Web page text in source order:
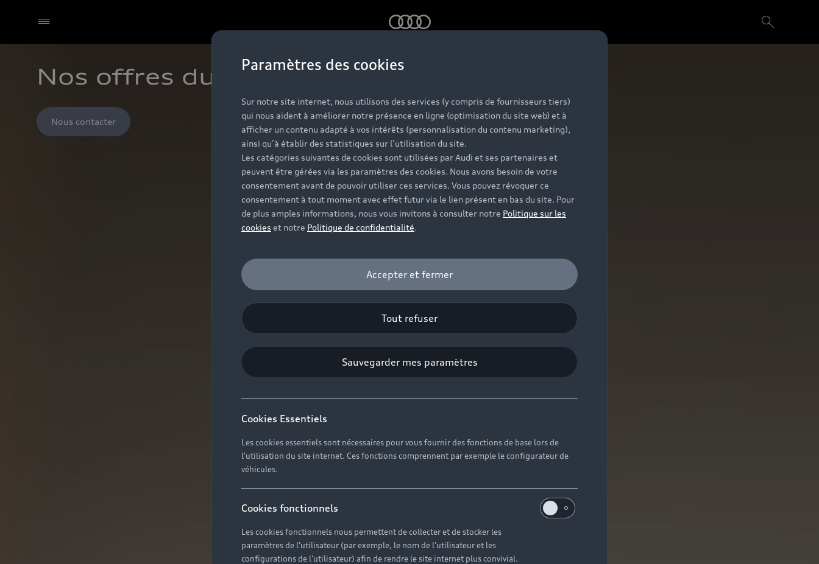
Paramètres des cookies
Sur notre site internet, nous utilisons des services (y compris de fournisseurs tiers)
qui nous aident à améliorer notre présence en ligne (optimisation du site web) et à
afficher un contenu adapté à vos intérêts (personnalisation du contenu marketing),
ainsi qu’à établir des statistiques sur l’utilisation du site.
Les catégories suivantes de cookies sont utilisées par Audi et ses partenaires et
peuvent être gérées via les paramètres des cookies. Nous avons besoin de votre
consentement avant de pouvoir utiliser ces services. Vous pouvez révoquer ce
consentement à tout moment avec effet futur via le lien présent en bas du site. Pour
de plus amples informations, nous vous invitons à consulter notre Politique sur les
cookies et notre Politique de confidentialité.
Accepter et fermer
Tout refuser
Sauvegarder mes paramètres
Cookies Essentiels
Les cookies essentiels sont nécessaires pour vous fournir des fonctions de base lors de
l'utilisation du site internet. Ces fonctions comprennent par exemple le configurateur de
véhicules.
Cookies fonctionnels
Les cookies fonctionnels nous permettent de collecter et de stocker les
paramètres de l'utilisateur (par exemple, le nom de l'utilisateur et les
configurations de l'utilisateur) afin de rendre le site internet plus convivial.
Nos offres du moment
Nous contacter